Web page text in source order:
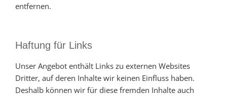
entfernen.
Haftung für Links
Unser Angebot enthält Links zu externen Websites
Dritter, auf deren Inhalte wir keinen Einfluss haben.
Deshalb können wir für diese fremden Inhalte auch